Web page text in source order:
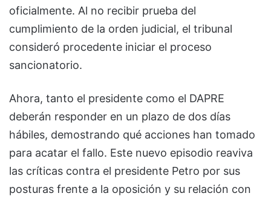
oficialmente. Al no recibir prueba del
cumplimiento de la orden judicial, el tribunal
consideró procedente iniciar el proceso
sancionatorio.
Ahora, tanto el presidente como el DAPRE
deberán responder en un plazo de dos días
hábiles, demostrando qué acciones han tomado
para acatar el fallo. Este nuevo episodio reaviva
las críticas contra el presidente Petro por sus
posturas frente a la oposición y su relación con